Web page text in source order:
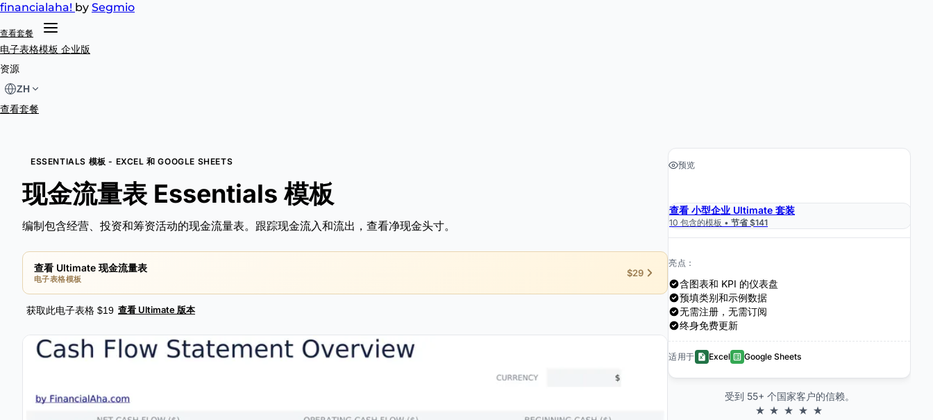
financialaha! by Segmio
查看套餐
电子表格模板 企业版
资源
ZH
查看套餐
ESSENTIALS 模板 - EXCEL 和 GOOGLE SHEETS
现金流量表 Essentials 模板
编制包含经营、投资和筹资活动的现金流量表。跟踪现金流入和流出，查看净现金头寸。
查看 Ultimate 现金流量表
电子表格模板
$29
获取此电子表格 $19 查看 Ultimate 版本
预览
查看 小型企业 Ultimate 套装
10 包含的模板 • 节省 $141
亮点：
含图表和 KPI 的仪表盘
预填类别和示例数据
无需注册，无需订阅
终身免费更新
适用于 Excel Google Sheets
受到 55+ 个国家客户的信赖。
★ ★ ★ ★ ★